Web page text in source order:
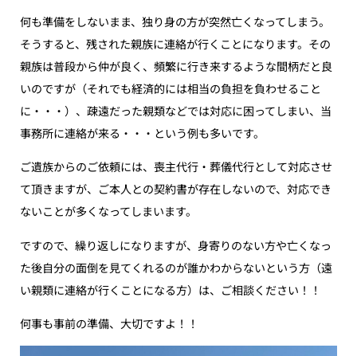
何も準備をしないまま、独り身の方が突然亡くなってしまう。
そうすると、残された親族に連絡が行くことになります。その
親族は普段から仲が良く、頻繁に行き来するような間柄だと良
いのですが（それでも経済的には相当の負担を負わせること
に・・・）、疎遠だった親類などでは対応に困ってしまい、当
事務所に連絡が来る・・・という例も多いです。
ご遺族からのご依頼には、喪主代行・葬儀代行として対応させ
て頂きますが、ご本人との契約書が存在しないので、対応でき
ないことが多くなってしまいます。
ですので、繰り返しになりますが、身寄りのない方や亡くなっ
た後自分の面倒を見てくれるのが誰かわからないという方（遠
い親類に連絡が行くことになる方）は、ご相談ください！！
何事も事前の準備、大切ですよ！！